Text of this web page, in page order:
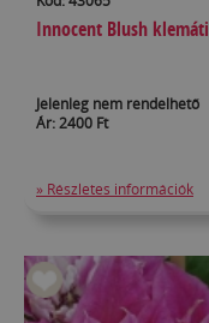
Innocent Blush
Jelenleg nem rendelhető
Ár: 2400 Ft
» Részletes információk